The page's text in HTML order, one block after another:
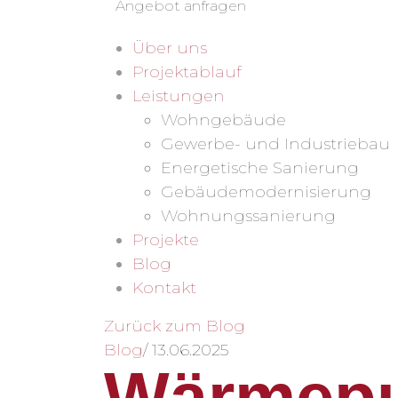
Angebot anfragen
Über uns
Projektablauf
Leistungen
Wohngebäude
Gewerbe- und Industriebau
Energetische Sanierung
Gebäudemodernisierung
Wohnungssanierung
Projekte
Blog
Kontakt
Zurück zum Blog
Blog/13.06.2025